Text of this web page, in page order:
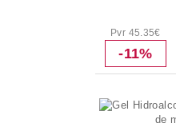
Pvr 45.35€
-11%